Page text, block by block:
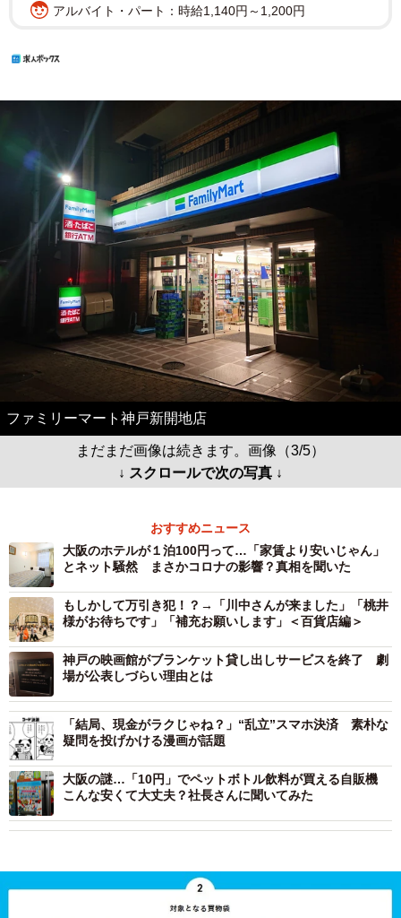
アルバイト・パート：時給1,140円～1,200円
ファミリーマート神戸新開地店
まだまだ画像は続きます。画像（3/5）
↓ スクロールで次の写真 ↓
おすすめニュース
大阪のホテルが１泊100円って…「家賃より安いじゃん」
とネット騒然 まさかコロナの影響？真相を聞いた
もしかして万引き犯！？→「川中さんが来ました」「桃井
様がお待ちです」「補充お願いします」＜百貨店編＞
神戸の映画館がブランケット貸し出しサービスを終了 劇
場が公表しづらい理由とは
「結局、現金がラクじゃね？」“乱立”スマホ決済 素朴な
疑問を投げかける漫画が話題
大阪の謎…「10円」でペットボトル飲料が買える自販機
こんな安くて大丈夫？社長さんに聞いてみた